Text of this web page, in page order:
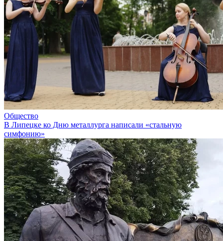
Общество
В Липецке ко Дню металлурга написали «стальную
симфонию»